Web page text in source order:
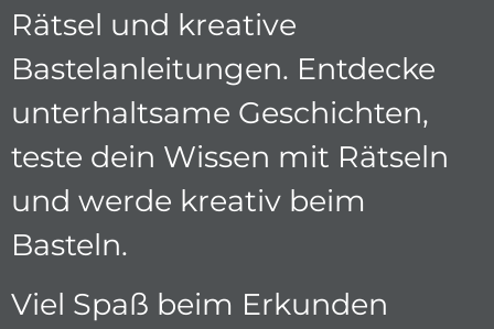
Rätsel und kreative
Bastelanleitungen. Entdecke
unterhaltsame Geschichten,
teste dein Wissen mit Rätseln
und werde kreativ beim
Basteln.
Viel Spaß beim Erkunden